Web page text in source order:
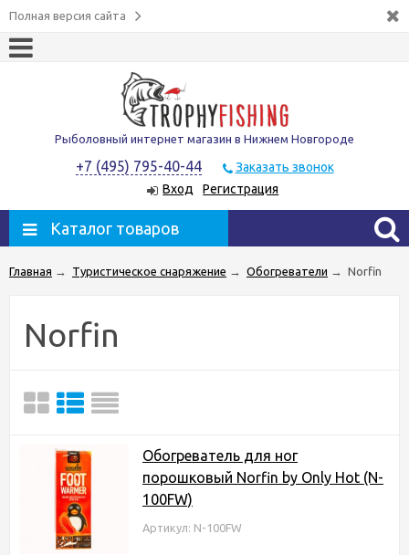
Полная версия сайта
Рыболовный интернет магазин в Нижнем Новгороде
+7 (495) 795-40-44
Заказать звонок
Вход
Регистрация
Каталог товаров
Главная → Туристическое снаряжение → Обогреватели → Norfin
Norfin
Обогреватель для ног
порошковый Norfin by Only Hot (N-
100FW)
Артикул: N-100FW